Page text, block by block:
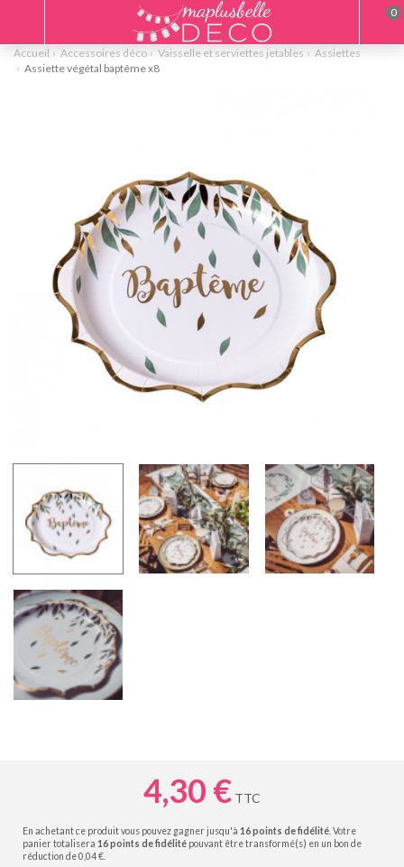
Accueil Accessoires déco Vaisselle et serviettes jetables
Assiettes
Assiette végétal baptême x8
4,30 € TTC
En achetant ce produit vous pouvez gagner jusqu'à 16points de fidélité . Votre
panier totalisera 16points de fidélité pouvant être transformé(s) en un bon de
réduction de0,04 €
0